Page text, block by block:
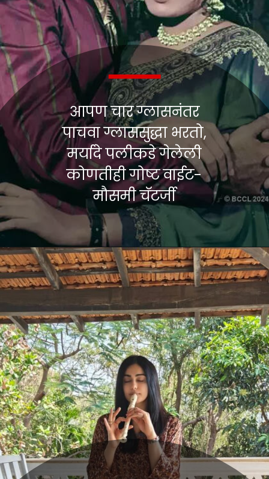
आपण चार ग्लासनंतर
पाचवा ग्लाससुद्धा भरतो,
मर्यादे पलीकडे गेलेली
कोणतीही गोष्ट वाईट-
मौसमी चॅटर्जी